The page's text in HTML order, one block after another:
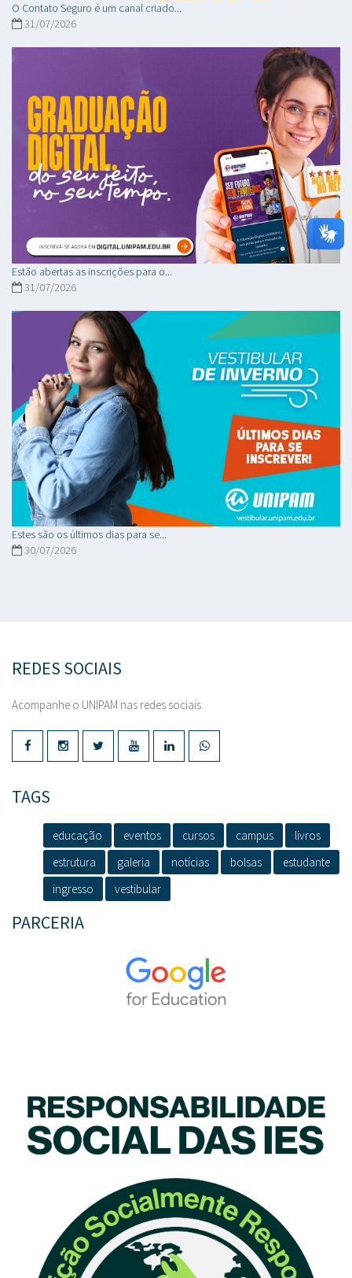
O Contato Seguro é um canal criado...
31/07/2026
Estão abertas as inscrições para o...
31/07/2026
Estes são os últimos dias para se...
30/07/2026
REDES SOCIAIS
Acompanhe o UNIPAM nas redes sociais.
TAGS
educação eventos cursos campus
livros
estrutura
galeria notícias bolsas
estudante
ingresso
vestibular
PARCERIA